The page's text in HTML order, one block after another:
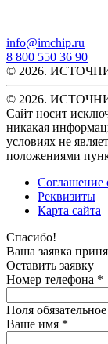
info@imchip.ru
8 800 550 36 90
© 2026.
© 2026.
Сайт носит
никакая
условиях не
положениями
Соглашение
Реквизиты
Карта сайта
Спасибо!
Ваша заявка
Оставить заявку
Номер телефона *
Поля
Ваше имя *